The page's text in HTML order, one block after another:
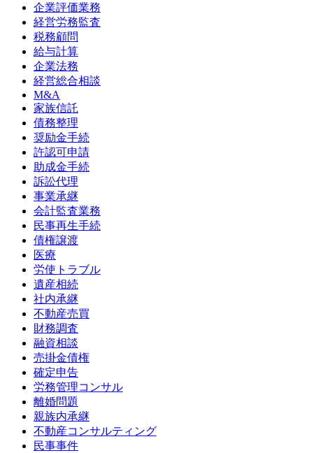
企業評価業務
経営労務監査
税務顧問
給与計算
企業法務
経営総合相談
M&A
家族信託
債務整理
奨励金手続
許認可申請
助成金手続
訴訟代理
事業承継
会計監査業務
民事再生手続
債権譲渡
医療
労使トラブル
遺産相続
社内承継
不動産売買
財務調査
融資相談
売掛金債権
確定申告
労務管理コンサル
離婚問題
親族内承継
不動産コンサルティング
民事事件